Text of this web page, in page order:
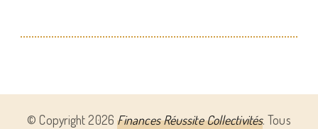
© Copyright 2026 Finances Réussite Collectivités. Tous